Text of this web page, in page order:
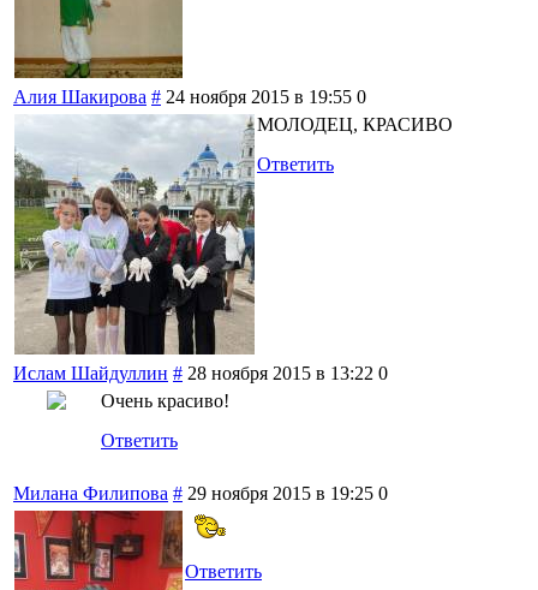
Алия Шакирова # 24 ноября 2015 в 19:55 0
МОЛОДЕЦ, КРАСИВО
Ответить
Ислам Шайдуллин # 28 ноября 2015 в 13:22 0
Очень красиво!
Ответить
Милана Филипова # 29 ноября 2015 в 19:25 0
Ответить